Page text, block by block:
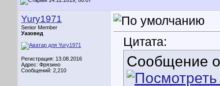
Yury1971
Senior Member
Уазовед
Регистрация: 13.08.2016
Адрес: Фрязино
Сообщений: 2,210
Цитата:
Сообщение